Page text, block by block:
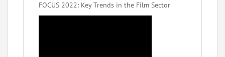
FOCUS 2022: Key Trends in the Film Sector